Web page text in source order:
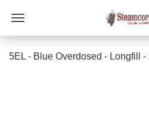
5EL - Blue Overdosed - Longfill -